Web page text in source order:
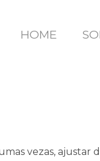
HOME
vezas, ajustar